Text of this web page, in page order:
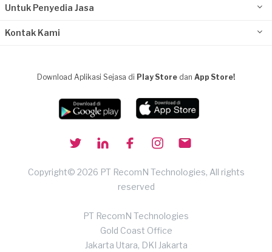
Untuk Penyedia Jasa
Kontak Kami
Download Aplikasi Sejasa di Play Store dan App Store!
Copyright© 2026 PT RecomN Technologies, All rights
reserved
PT RecomN Technologies
Gold Coast Office
Jakarta Utara, DKI Jakarta